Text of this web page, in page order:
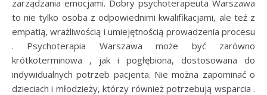
zarządzania emocjami. Dobry psychoterapeuta Warszawa
to nie tylko osoba z odpowiednimi kwalifikacjami, ale też z
empatią, wrażliwością i umiejętnością prowadzenia procesu
. Psychoterapia Warszawa może być zarówno
krótkoterminowa , jak i pogłębiona, dostosowana do
indywidualnych potrzeb pacjenta. Nie można zapominać o
dzieciach i młodzieży, którzy również potrzebują wsparcia .